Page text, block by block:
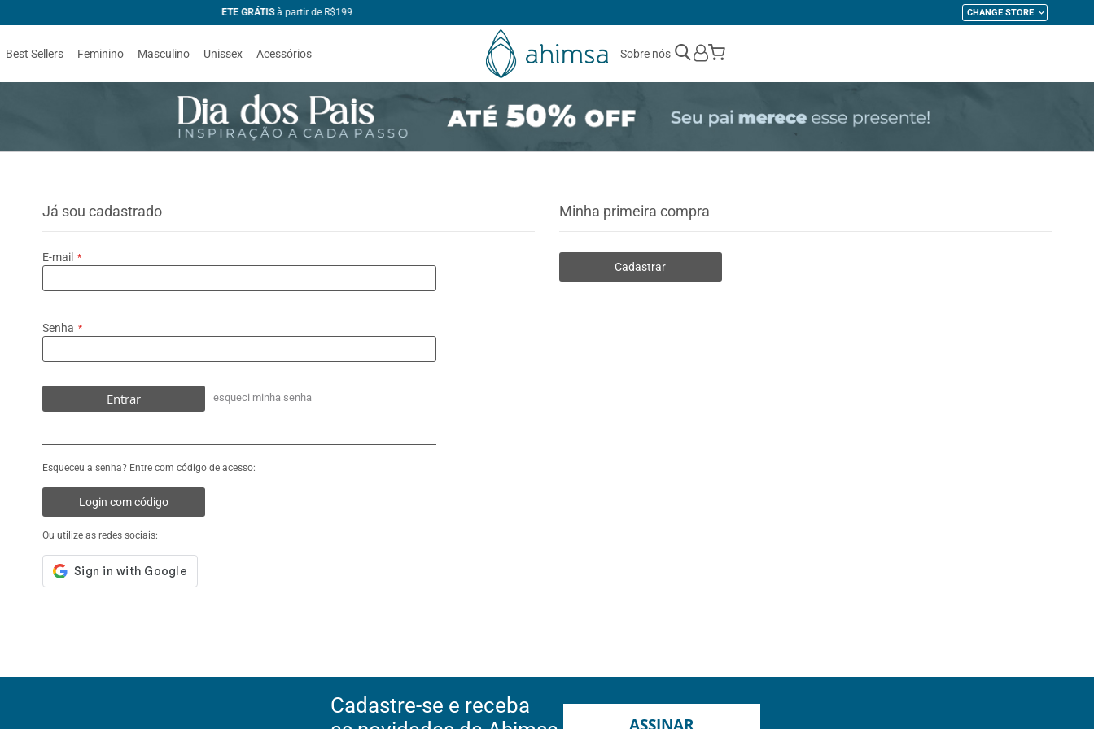
CHANGE STORE
Best Sellers Feminino Masculino Unissex Acessórios Sobre nós
My Cart
Já sou cadastrado
E-mail
Senha
Entrar esqueci minha senha
Esqueceu a senha? Entre com código de acesso:
Login com código
Ou utilize as redes sociais:
Minha primeira compra
Cadastrar
Cadastre-se e receba